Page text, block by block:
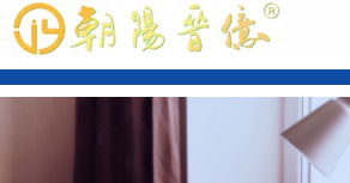
中文版